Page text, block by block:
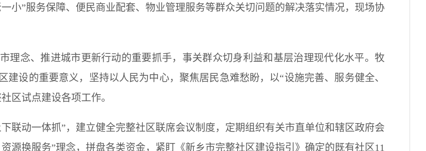
一小”服务保障、便民商业配套、物业管理服务等群众关切问题的解决落实情况，现场协
理念、推进城市更新行动的重要抓手，事关群众切身利益和基层治理现代化水平。牧
建设的重要意义，坚持以人民为中心，聚焦居民急难愁盼，以“设施完善、服务健全、
区试点建设各项工作。
联动一体抓”，建立健全完整社区联席会议制度，定期组织有关市直单位和辖区政府会
源换服务”理念，拼盘各类资金，紧盯 《新乡市完整社区建设指引》 确定的既有社区11